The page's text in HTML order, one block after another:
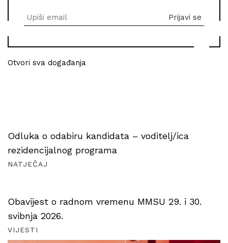
Otvori sva događanja
Odluka o odabiru kandidata – voditelj/ica
rezidencijalnog programa
NATJEČAJ
Obavijest o radnom vremenu MMSU 29. i 30.
svibnja 2026.
VIJESTI